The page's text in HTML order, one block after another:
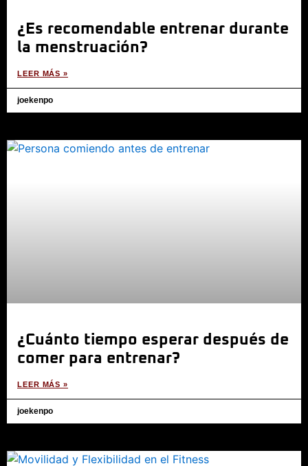
¿Es recomendable entrenar durante
la menstruación?
LEER MÁS »
joekenpo
¿Cuánto tiempo esperar después de
comer para entrenar?
LEER MÁS »
joekenpo